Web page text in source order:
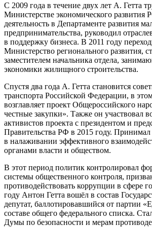
С 2009 года в течение двух лет А. Гетта
Министерстве экономического развития
деятельность в Департаменте развития
предпринимательства, руководил
в поддержку бизнеса. В 2011 году
Министерство регионального развития,
заместителем начальника отдела,
экономики жилищного строительства.
Спустя два года А. Гетта становится
транспорта Российской Федерации, в
возглавляет проект Общероссийского
честные закупки». Также он участвовал
активистов проекта с президентом и
Правительства РФ в 2015 году. Принимал
в налаживании эффективного
органами власти и обществом.
В этот период политик контролировал
системы общественного контроля,
противодействовать коррупции в сфере
году Антон Гетта вошёл в состав
депутат, баллотировавшийся от партии
составе общего федерального списка.
Думы по безопасности и мерам